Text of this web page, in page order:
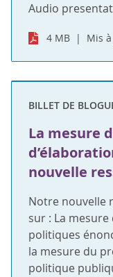
Audio
4 MB Mis
BILLET DE
La mesure
nouvelle
Notre nouvelle
sur : La
politiques
la mesure du
politique